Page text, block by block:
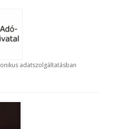
adatszolgáltatásban